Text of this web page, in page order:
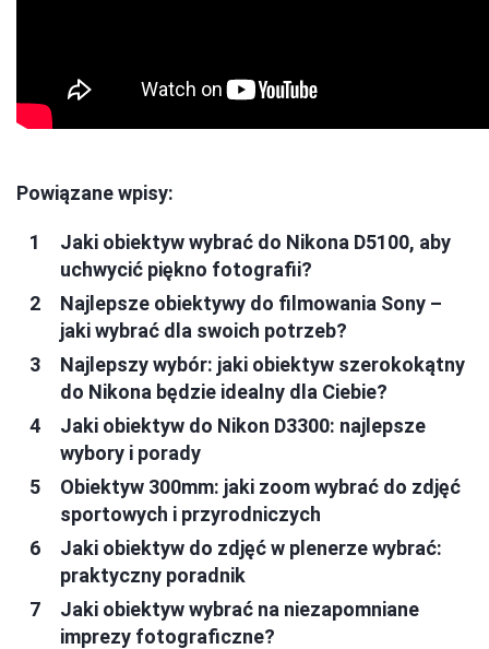
Powiązane wpisy:
Jaki obiektyw wybrać do Nikona D5100, aby
uchwycić piękno fotografii?
Najlepsze obiektywy do filmowania Sony –
jaki wybrać dla swoich potrzeb?
Najlepszy wybór: jaki obiektyw szerokokątny
do Nikona będzie idealny dla Ciebie?
Jaki obiektyw do Nikon D3300: najlepsze
wybory i porady
Obiektyw 300mm: jaki zoom wybrać do zdjęć
sportowych i przyrodniczych
Jaki obiektyw do zdjęć w plenerze wybrać:
praktyczny poradnik
Jaki obiektyw wybrać na niezapomniane
imprezy fotograficzne?